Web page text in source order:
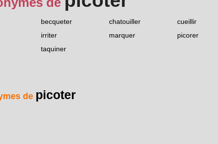
becqueter chatouiller
cueillir
irriter
marquer
picorer
taquiner
de picoter